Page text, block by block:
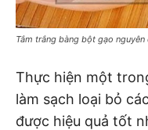
Tắm trắng bàng bột gạo nguyên
Thực hiện một
làm sạch loại bỏ
được hiệu quả tốt